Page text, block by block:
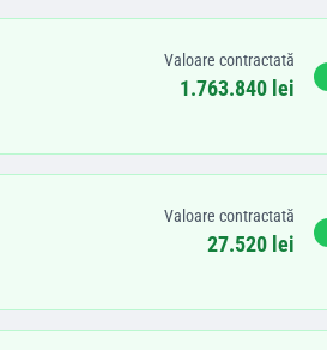
Valoare contractată
1.763.840 lei
Valoare contractată
27.520 lei